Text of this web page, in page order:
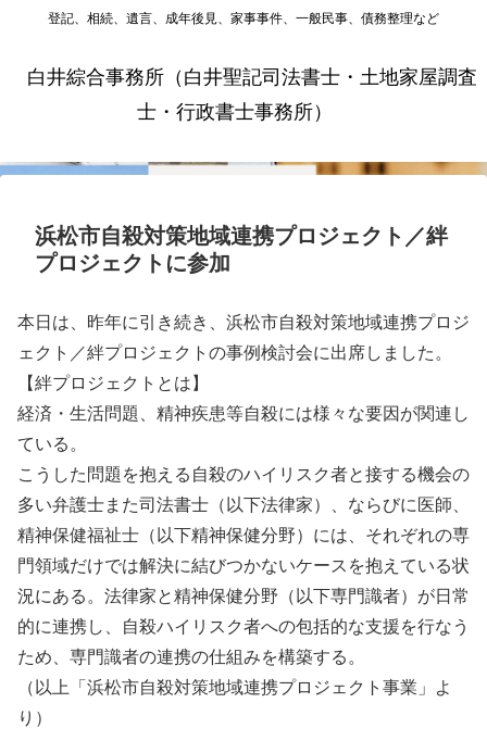
登記、相続、遺言、成年後見、家事事件、一般民事、債務整理など
白井綜合事務所（白井聖記司法書士・土地家屋調査
士・行政書士事務所）
浜松市自殺対策地域連携プロジェクト／絆
プロジェクトに参加
本日は、昨年に引き続き、浜松市自殺対策地域連携プロジ
ェクト／絆プロジェクトの事例検討会に出席しました。
【絆プロジェクトとは】
経済・生活問題、精神疾患等自殺には様々な要因が関連し
ている。
こうした問題を抱える自殺のハイリスク者と接する機会の
多い弁護士また司法書士（以下法律家）、ならびに医師、
精神保健福祉士（以下精神保健分野）には、それぞれの専
門領域だけでは解決に結びつかないケースを抱えている状
況にある。法律家と精神保健分野（以下専門識者）が日常
的に連携し、自殺ハイリスク者への包括的な支援を行なう
ため、専門識者の連携の仕組みを構築する。
（以上「浜松市自殺対策地域連携プロジェクト事業」よ
り）